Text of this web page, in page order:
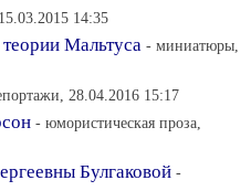
14:35
Мальтуса - миниатюры,
28.04.2016 15:17
- юмористическая проза,
Булгаковой -